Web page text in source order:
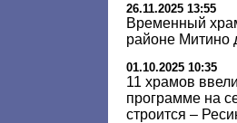
26.11.2025 13:55
Временный
районе Митино
01.10.2025 10:35
11 храмов
программе на
строится –